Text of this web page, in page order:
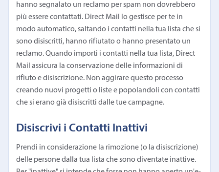
hanno segnalato un reclamo per spam non dovrebbero
più essere contattati. Direct Mail lo gestisce per te in
modo automatico, saltando i contatti nella tua lista che si
sono disiscritti, hanno rifiutato o hanno presentato un
reclamo. Quando importi i contatti nella tua lista, Direct
Mail assicura la conservazione delle informazioni di
rifiuto e disiscrizione. Non aggirare questo processo
creando nuovi progetti o liste e popolandoli con contatti
che si erano già disiscritti dalle tue campagne.
Disiscrivi i Contatti Inattivi
Prendi in considerazione la rimozione (o la disiscrizione)
delle persone dalla tua lista che sono diventate inattive.